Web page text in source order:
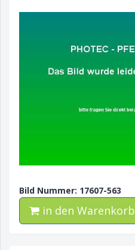
Bild Nummer: 17607-563
in den Warenkorb